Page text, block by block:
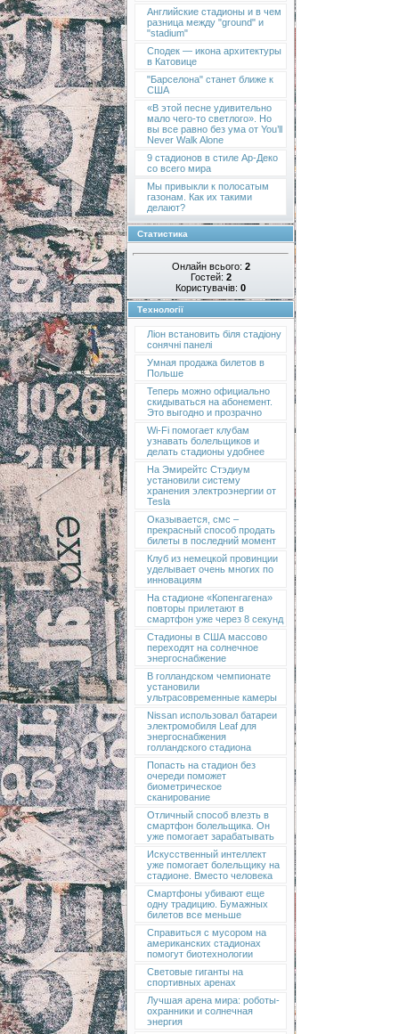
Английские стадионы и в чем
разница между "ground" и
"stadium"
Сподек — икона архитектуры
в Катовице
"Барселона" станет ближе к
США
«В этой песне удивительно
мало чего-то светлого». Но
вы все равно без ума от You’ll
Never Walk Alone
9 стадионов в стиле Ар-Деко
со всего мира
Мы привыкли к полосатым
газонам. Как их такими
делают?
Статистика
Онлайн всього: 2
Гостей: 2
Користувачів: 0
Технології
Ліон встановить біля стадіону
сонячні панелі
Умная продажа билетов в
Польше
Теперь можно официально
скидываться на абонемент.
Это выгодно и прозрачно
Wi-Fi помогает клубам
узнавать болельщиков и
делать стадионы удобнее
На Эмирейтс Стэдиум
установили систему
хранения электроэнергии от
Tesla
Оказывается, смс –
прекрасный способ продать
билеты в последний момент
Клуб из немецкой провинции
уделывает очень многих по
инновациям
На стадионе «Копенгагена»
повторы прилетают в
смартфон уже через 8 секунд
Стадионы в США массово
переходят на солнечное
энергоснабжение
В голландском чемпионате
установили
ультрасовременные камеры
Nissan использовал батареи
электромобиля Leaf для
энергоснабжения
голландского стадиона
Попасть на стадион без
очереди поможет
биометрическое
сканирование
Отличный способ влезть в
смартфон болельщика. Он
уже помогает зарабатывать
Искусственный интеллект
уже помогает болельщику на
стадионе. Вместо человека
Смартфоны убивают еще
одну традицию. Бумажных
билетов все меньше
Справиться с мусором на
американских стадионах
помогут биотехнологии
Световые гиганты на
спортивных аренах
Лучшая арена мира: роботы-
охранники и солнечная
энергия